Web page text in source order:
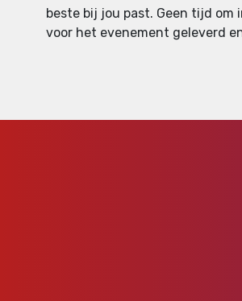
beste bij jou past. Geen tijd
voor het evenement geleverd